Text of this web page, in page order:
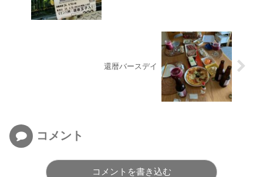
還暦バースデイ
コメント
コメントを書き込む